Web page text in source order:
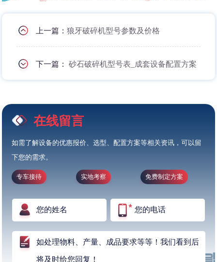
上一篇：狼牙破碎机型号参数及价格
下一篇：砂石破碎机型号表_成套设备配置方案
在线留言
如需了解设备的优惠报价、选型、配置方案等相关资讯，可以留
下您的需求。
专车接待 实地考察 免费制定方案